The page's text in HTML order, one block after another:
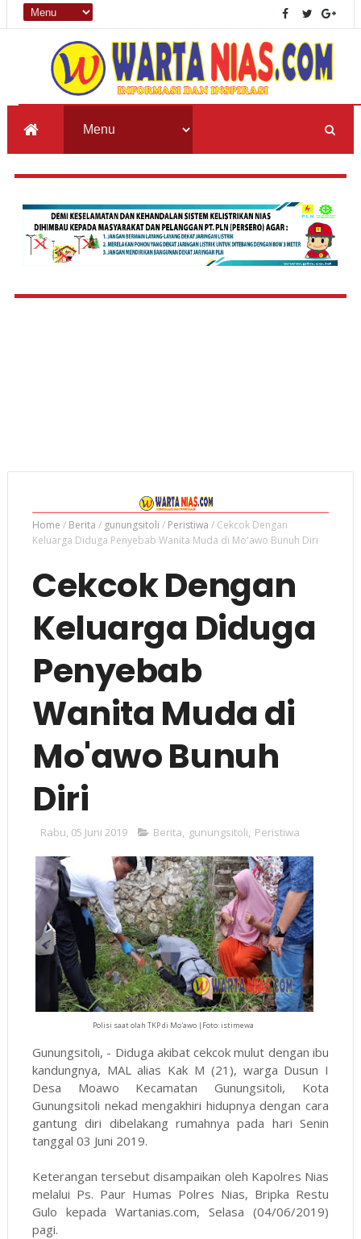
Home / Berita / gunungsitoli / Peristiwa / Cekcok Dengan
Keluarga Diduga Penyebab Wanita Muda di Mo'awo Bunuh Diri
Cekcok Dengan
Keluarga Diduga
Penyebab
Wanita Muda di
Mo'awo Bunuh
Diri
Rabu, 05 Juni 2019 Berita, gunungsitoli, Peristiwa
Polisi saat olah TKP di Mo'awo |Foto: istimewa
Gunungsitoli, - Diduga akibat cekcok mulut dengan ibu
kandungnya, MAL alias Kak M (21), warga Dusun I
Desa Moawo Kecamatan Gunungsitoli, Kota
Gunungsitoli nekad mengakhiri hidupnya dengan cara
gantung diri dibelakang rumahnya pada hari Senin
tanggal 03 Juni 2019.
Keterangan tersebut disampaikan oleh Kapolres Nias
melalui Ps. Paur Humas Polres Nias, Bripka Restu
Gulo kepada Wartanias.com, Selasa (04/06/2019)
pagi.